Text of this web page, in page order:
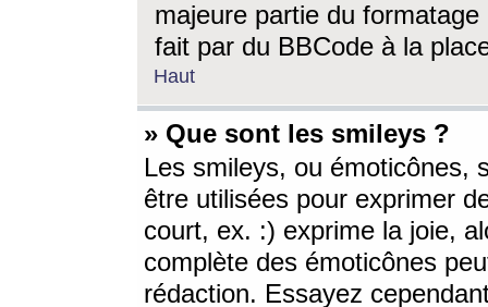
majeure partie du
fait par du BBCode à la
Haut
» Que sont les smileys ?
Les smileys, ou émoticônes,
être utilisées pour exprimer
court, ex. :) exprime la joie,
complète des émoticônes
rédaction. Essayez